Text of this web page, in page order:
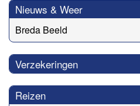
Nieuws & Weer
Breda Beeld
Verzekeringen
Reizen